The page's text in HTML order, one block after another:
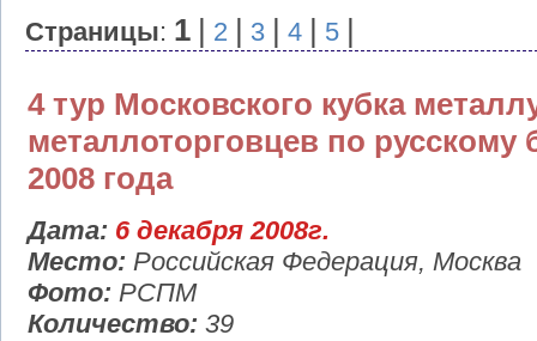
Страницы: 1 2 3 4 5
4 тур Московского кубка
металлоторговцев по русскому
2008 года
Дата: 6 декабря 2008г.
Место: Российская Федерация, Москва
Фото: РСПМ
Количество: 39